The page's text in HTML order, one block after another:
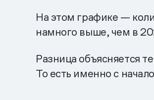
На этом графике —
намного выше, чем в
Разница объясняется
То есть именно с